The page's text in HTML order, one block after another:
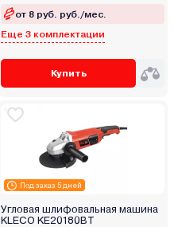
от 8 руб. руб./мес.
Еще 3 комплектации
Купить
Под заказ 5 дней
Угловая шлифовальная машина
KLECO KE20180BT